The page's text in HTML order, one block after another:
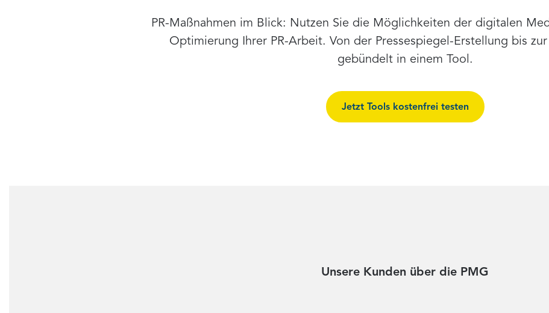
PR-Maßnahmen im Blick: Nutzen Sie die Möglichkeiten der digitalen
Optimierung Ihrer PR-Arbeit. Von der Pressespiegel-Erstellung bis
gebündelt in einem Tool.
Jetzt Tools kostenfrei testen
Unsere Kunden über die PMG